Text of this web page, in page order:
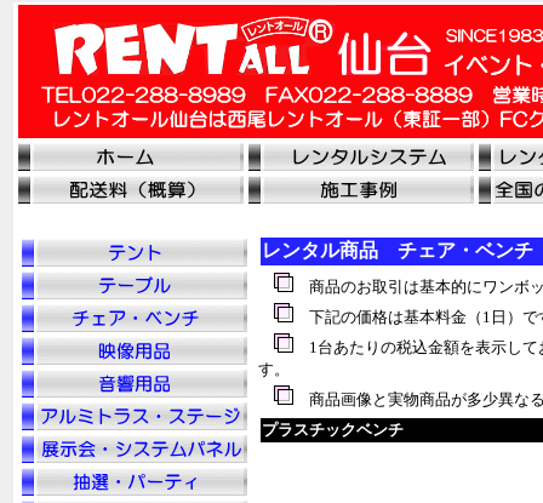
レンタル商品 チェア・ベンチ
商品のお取引は基本的にワンボ
下記の価格は基本料金（1日）で
1台あたりの税込金額を表示し
す。
商品画像と実物商品が多少異な
プラスチックベンチ